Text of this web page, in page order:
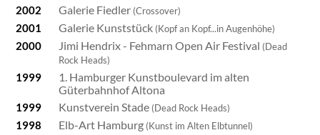
2002 Galerie Fiedler (Crossover)
2001 Galerie Kunststück (Kopf an Kopf...in Augenhöhe)
2000 Jimi Hendrix - Fehmarn Open Air Festival (Dead
Rock Heads)
1999
1. Hamburger Kunstboulevard im alten
Güterbahnhof Altona
1999 Kunstverein Stade (Dead Rock Heads)
1998 Elb-Art Hamburg (Kunst im Alten Elbtunnel)